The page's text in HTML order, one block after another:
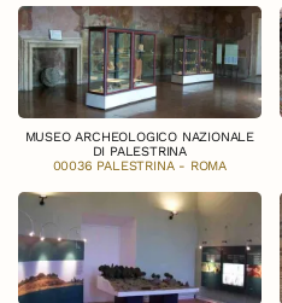
MUSEO ARCHEOLOGICO NAZIONALE
DI PALESTRINA
00036 PALESTRINA - ROMA